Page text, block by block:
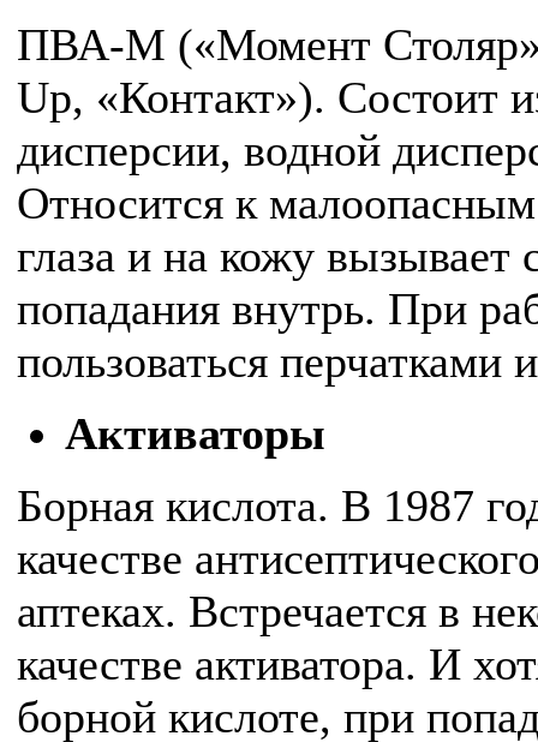
ПВА-М («Момент
Up, «Контакт»). Состоит
дисперсии, водной
Относится к
глаза и на кожу вызывает
попадания внутрь. При
пользоваться перчатками
Активаторы
Борная кислота. В 1987
качестве
аптеках. Встречается в
качестве активатора. И
борной кислоте, при